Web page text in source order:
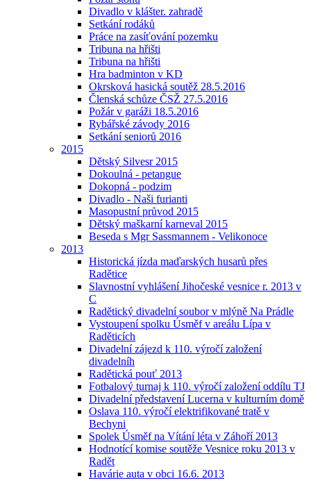
Divadlo v klášter. zahradě
Setkání rodáků
Práce na zasíťování pozemku
Tribuna na hřišti
Tribuna na hřišti
Hra badminton v KD
Okrsková hasická soutěž 28.5.2016
Členská schůze ČSŽ 27.5.2016
Požár v garáži 18.5.2016
Rybářské závody 2016
Setkání seniorů 2016
2015
Dětský Silvesr 2015
Dokoulná - petangue
Dokopná - podzim
Divadlo - Naši furianti
Masopustní průvod 2015
Dětský maškarní karneval 2015
Beseda s Mgr Sassmannem - Velikonoce
2013
Historická jízda maďarských husarů přes
Radětice
Slavnostní vyhlášení Jihočeské vesnice r. 2013 v
C
Radětický divadelní soubor v mlýně Na Prádle
Vystoupení spolku Úsměf v areálu Lípa v
Raděticích
Divadelní zájezd k 110. výročí založení
divadelníh
Radětická pouť 2013
Fotbalový turnaj k 110. výročí založení oddílu TJ
Divadelní představení Lucerna v kulturním domě
Oslava 110. výročí elektrifikované tratě v
Bechyni
Spolek Úsměf na Vítání léta v Záhoří 2013
Hodnotící komise soutěže Vesnice roku 2013 v
Radět
Havárie auta v obci 16.6. 2013